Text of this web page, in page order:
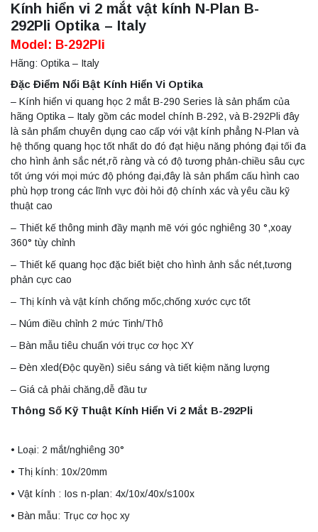
Kính hiển vi 2 mắt vật kính N-Plan B-
292Pli Optika – Italy
Model: B-292Pli
Hãng: Optika – Italy
Đặc Điểm Nổi Bật Kính Hiển Vi Optika
– Kính hiển vi quang học 2 mắt B-290 Series là sản phẩm của
hãng Optika – Italy gồm các model chính B-292, và B-292Pli đây
là sản phẩm chuyên dụng cao cấp với vật kính phẳng N-Plan và
hệ thống quang học tốt nhất do đó đạt hiệu năng phóng đại tối đa
cho hình ảnh sắc nét,rõ ràng và có độ tương phản-chiều sâu cực
tốt ứng với mọi mức độ phóng đại,đây là sản phẩm cấu hình cao
phù hợp trong các lĩnh vực đòi hỏi độ chính xác và yêu cầu kỹ
thuật cao
– Thiết kế thông minh đầy mạnh mẽ với góc nghiêng 30 °,xoay
360° tùy chỉnh
– Thiết kế quang học đặc biết biệt cho hình ảnh sắc nét,tương
phản cực cao
– Thị kính và vật kính chống mốc,chống xước cực tốt
– Núm điều chỉnh 2 mức Tinh/Thô
– Bàn mẫu tiêu chuẩn với trục cơ học XY
– Đèn xled(Độc quyền) siêu sáng và tiết kiệm năng lượng
– Giá cả phải chăng,dễ đầu tư
Thông Số Kỹ Thuật Kính Hiển Vi 2 Mắt B-292Pli
• Loại: 2 mắt/nghiêng 30°
• Thị kính: 10x/20mm
• Vật kính : Ios n-plan: 4x/10x/40x/s100x
• Bàn mẫu: Trục cơ học xy